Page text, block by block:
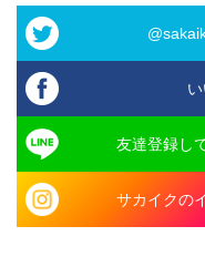
い
友達登録し
サカイクの